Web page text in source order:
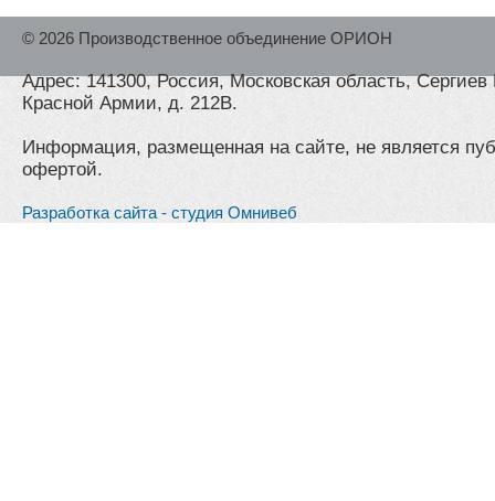
© 2026 Производственное объединение ОРИОН
Адрес: 141300, Россия, Московская область,
Красной Армии, д. 212В.
Информация, размещенная на сайте, не является
офертой.
Разработка сайта - студия Омнивеб